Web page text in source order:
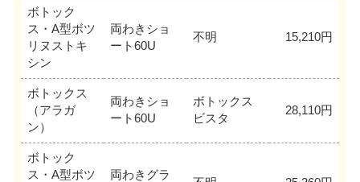
ボトック
ス・A型ボツ
リヌストキ
シン
両わきショ
ート60U
不明 15,210円
ボトックス
（アラガ
ン）
両わきショ
ート60U
ボトックス
ビスタ
28,110円
ボトック
ス・A型ボツ
両わきグラ